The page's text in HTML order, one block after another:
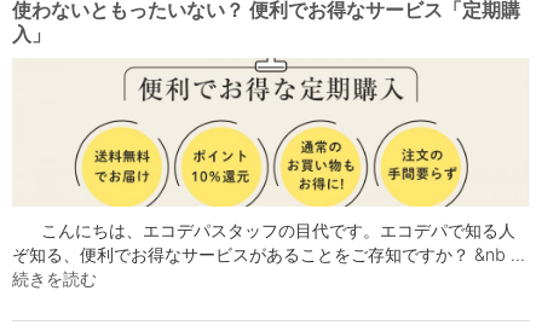
使わないともったいない？ 便利でお得なサービス「定期購
入」
こんにちは、エコデパスタッフの目代です。エコデパで知る人
ぞ知る、便利でお得なサービスがあることをご存知ですか？ &nb …
続きを読む